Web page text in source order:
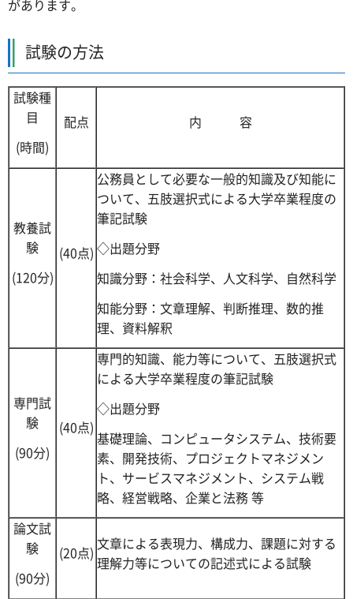
があります。
試験の方法
試験種
目
(時間)
配点 内 容
教養試
験
(120分)
(40点)
公務員として必要な一般的知識及び知能に
ついて、五肢選択式による大学卒業程度の
筆記試験
◇出題分野
知識分野：社会科学、人文科学、自然科学
知能分野：文章理解、判断推理、数的推
理、資料解釈
専門試
験
(90分)
(40点)
専門的知識、能力等について、五肢選択式
による大学卒業程度の筆記試験
◇出題分野
基礎理論、コンピュータシステム、技術要
素、開発技術、プロジェクトマネジメン
ト、サービスマネジメント、システム戦
略、経営戦略、企業と法務 等
論文試
験
(90分)
(20点) 文章による表現力、構成力、課題に対する
理解力等についての記述式による試験